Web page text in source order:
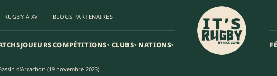
RUGBY À XV BLOGS PARTENAIRES
JOUEURSCOMPÉTITIONS▾ CLUBS▾ NATIONS▾
d'Arcachon (19 novembre 2023)